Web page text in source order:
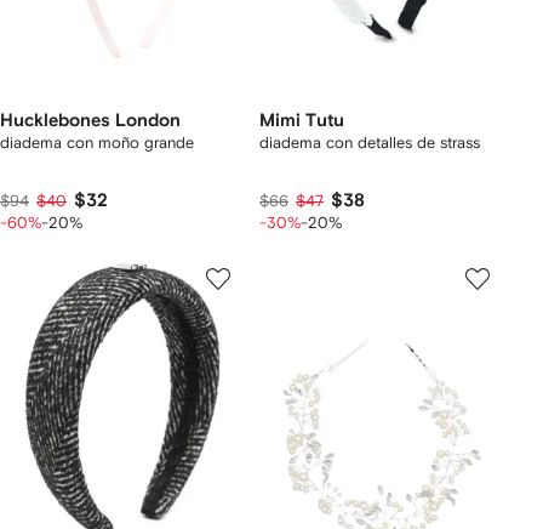
Hucklebones London
diadema con moño grande
$94 $40 $32
-60%-20%
Mimi Tutu
diadema con detalles de strass
$66 $47 $38
-30%-20%